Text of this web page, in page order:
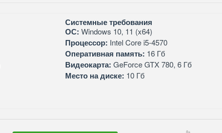
Системные требования
ОС: Windows 10, 11 (x64)
Процессор: Intel Core i5-4570
Оперативная память: 16 Гб
Видеокарта: GeForce GTX 780, 6 Гб
Место на диске: 10 Гб